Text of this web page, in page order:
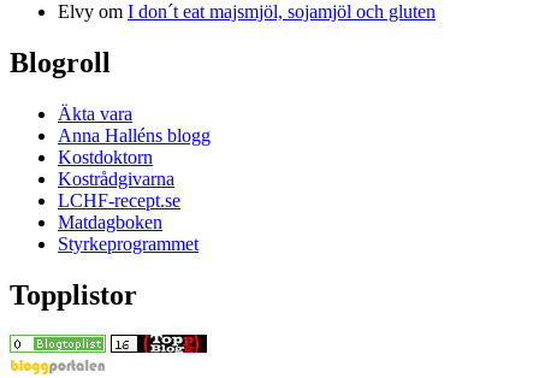
Elvy om I don´t eat majsmjöl, sojamjöl och gluten
Blogroll
Äkta vara
Anna Halléns blogg
Kostdoktorn
Kostrådgivarna
LCHF-recept.se
Matdagboken
Styrkeprogrammet
Topplistor